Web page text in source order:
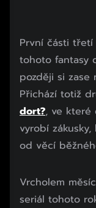
První části
tohoto fantasy
později si
Přichází totiž
dort?, ve které
vyrobí
od věcí
Vrcholem
seriál tohoto